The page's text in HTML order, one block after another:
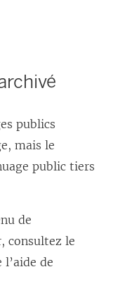
publics
mais le
public tiers
de
consultez le
de